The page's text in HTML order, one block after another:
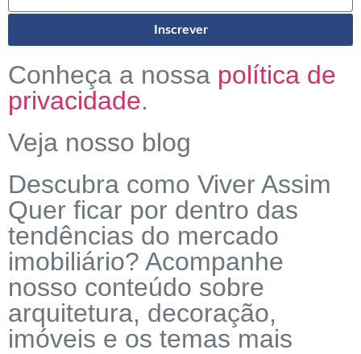
Inscrever
Conheça a nossa política de
privacidade.
Veja nosso blog
Descubra como Viver Assim
Quer ficar por dentro das
tendências do mercado
imobiliário? Acompanhe
nosso conteúdo sobre
arquitetura, decoração,
imóveis e os temas mais